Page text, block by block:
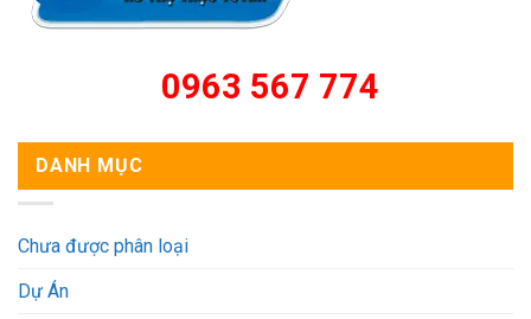
0963 567 774
DANH MỤC
Chưa được phân loại
Dự Án